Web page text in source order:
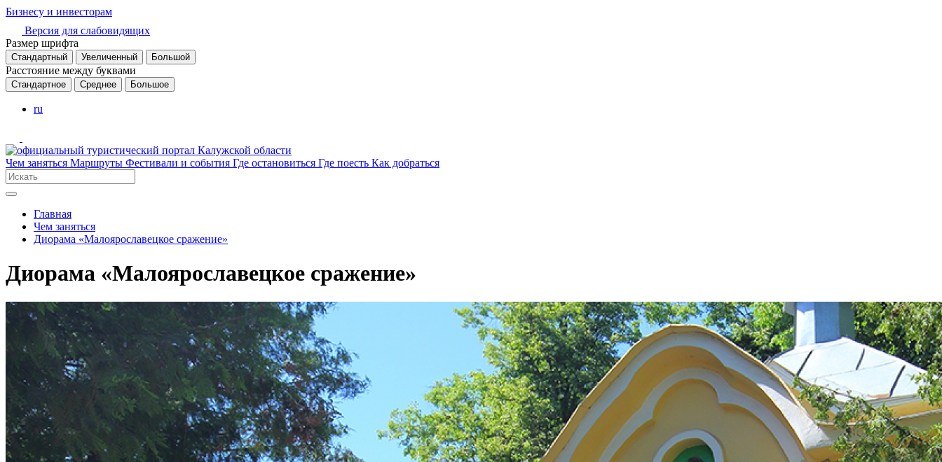
Бизнесу и инвесторам
Версия для слабовидящих
Размер шрифта
Стандартный Увеличенный Большой
Расстояние между буквами
Стандартное Среднее Большое
ru
Чем заняться Маршруты Фестивали и события Где остановиться Где поесть Как добраться
Главная
Чем заняться
Диорама «Малоярославецкое сражение»
Диорама «Малоярославецкое сражение»